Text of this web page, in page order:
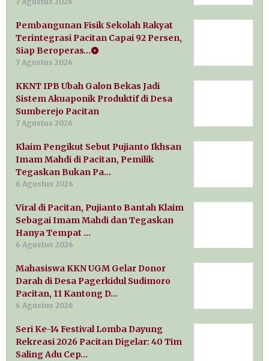
Pembangunan Fisik Sekolah Rakyat
Terintegrasi Pacitan Capai 92 Persen,
Siap Beroperas…
7 Agustus 2026
KKNT IPB Ubah Galon Bekas Jadi
Sistem Akuaponik Produktif di Desa
Sumberejo Pacitan
7 Agustus 2026
Klaim Pengikut Sebut Pujianto Ikhsan
Imam Mahdi di Pacitan, Pemilik
Tegaskan Bukan Pa…
6 Agustus 2026
Viral di Pacitan, Pujianto Bantah Klaim
Sebagai Imam Mahdi dan Tegaskan
Hanya Tempat …
6 Agustus 2026
Mahasiswa KKN UGM Gelar Donor
Darah di Desa Pagerkidul Sudimoro
Pacitan, 11 Kantong D…
6 Agustus 2026
Seri Ke-14 Festival Lomba Dayung
Rekreasi 2026 Pacitan Digelar: 40 Tim
Saling Adu Cep…